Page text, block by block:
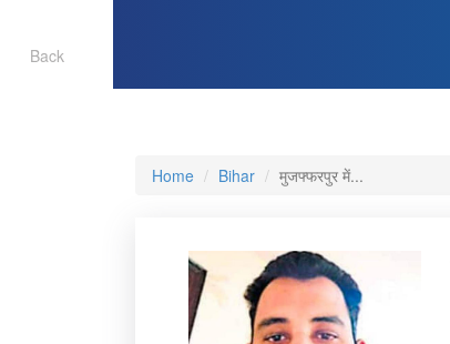
Back
Home Bihar मुजफ्फरपुर में...